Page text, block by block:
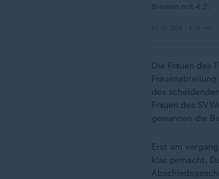
Bremen mit 4:2.
Die Frauen des
des
Frauen des SV
gewannen die
Erst am
klar gemacht.